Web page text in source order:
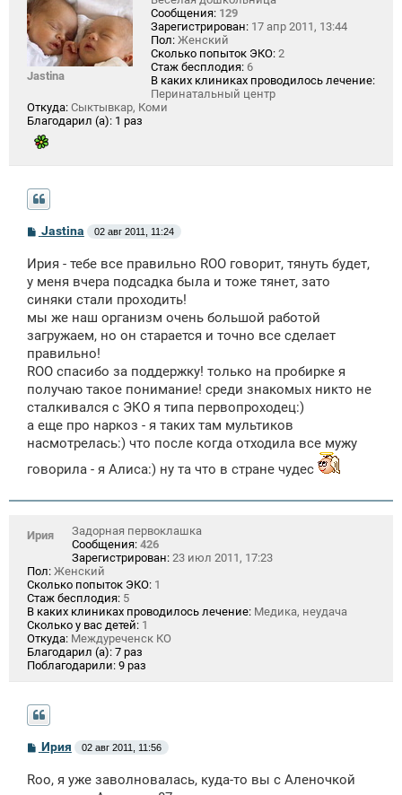
Jastina
Сообщения: 129
Зарегистрирован: 17 апр 2011, 13:44
Пол: Женский
Сколько попыток ЭКО: 2
Стаж бесплодия: 6
В каких клиниках проводилось лечение:
Перинатальный центр
Откуда: Сыктывкар, Коми
Благодарил (а): 1 раз
б
щ
н
и
Jastina 02 авг 2011, 11:24
Ирия - тебе все правильно ROO говорит, тянуть будет,
у меня вчера подсадка была и тоже тянет, зато
синяки стали проходить!
мы же наш организм очень большой работой
загружаем, но он старается и точно все сделает
правильно!
ROO спасибо за поддержку! только на пробирке я
получаю такое понимание! среди знакомых никто не
сталкивался с ЭКО я типа первопроходец:)
а еще про наркоз - я таких там мультиков
насмотрелась:) что после когда отходила все мужу
говорила - я Алиса:) ну та что в стране чудес
Ирия
Задорная первоклашка
Сообщения: 426
Зарегистрирован: 23 июл 2011, 17:23
Пол: Женский
Сколько попыток ЭКО: 1
Стаж бесплодия: 5
В каких клиниках проводилось лечение: Медика, неудача
Сколько у вас детей: 1
Откуда: Междуреченск КО
Благодарил (а): 7 раз
Поблагодарили: 9 раз
С
б
Ирия 02 авг 2011, 11:56
Roo, я уже заволновалась, куда-то вы с Аленочкой